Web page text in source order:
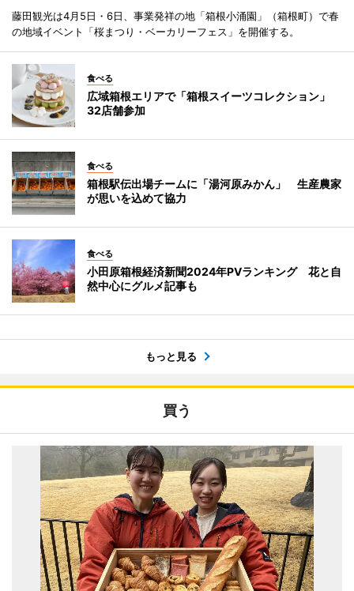
藤田観光は4月5日・6日、事業発祥の地「箱根小涌園」（箱根町）で春
の地域イベント「桜まつり・ベーカリーフェス」を開催する。
食べる
広域箱根エリアで「箱根スイーツコレクション」
32店舗参加
食べる
箱根駅伝出場チームに「湯河原みかん」 生産農家
が思いを込めて協力
食べる
小田原箱根経済新聞2024年PVランキング 花と自
然中心にグルメ記事も
もっと見る
買う